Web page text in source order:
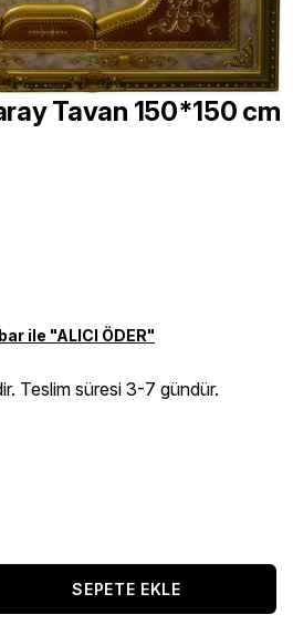
Tavan 150*150 cm
ile "ALICI ÖDER"
Teslim süresi 3-7 gündür.